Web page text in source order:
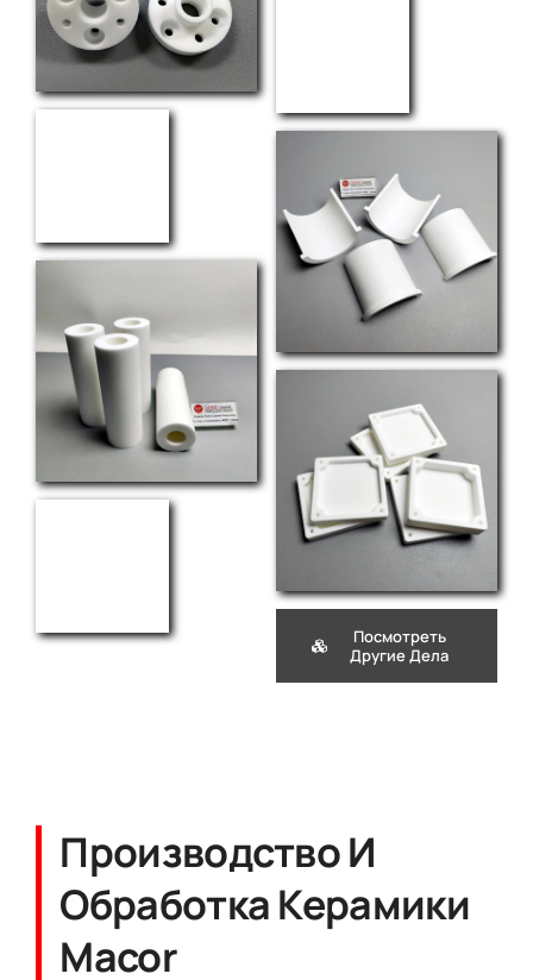
Посмотреть
Другие Дела
Производство И
Обработка Керамики
Macor